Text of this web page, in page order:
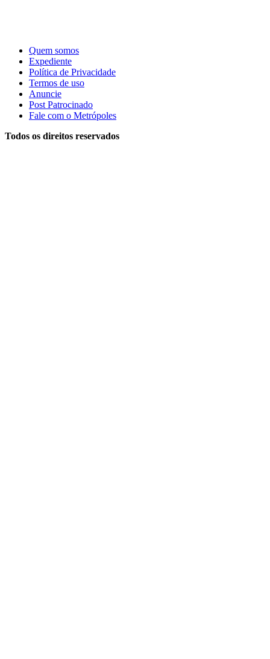
Quem somos
Expediente
Política de Privacidade
Termos de uso
Anuncie
Post Patrocinado
Fale com o Metrópoles
Todos os direitos reservados